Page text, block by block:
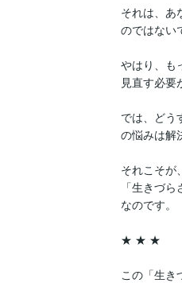
それは、あ
のではない
やはり、も
見直す必要
では、どう
の悩みは解
それこそが
「生きづ
なのです。
★ ★ ★
この「生き